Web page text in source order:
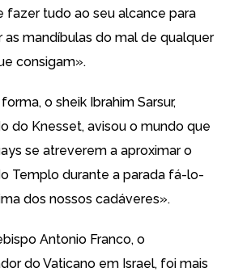
fazer tudo ao seu alcance para
as mandíbulas do mal de qualquer
consigam».
o sheik Ibrahim Sarsur,
do Knesset, avisou o mundo que
se atreverem a aproximar o
Templo durante a parada fá-lo-
dos nossos cadáveres».
Antonio Franco, o
do Vaticano em Israel, foi mais